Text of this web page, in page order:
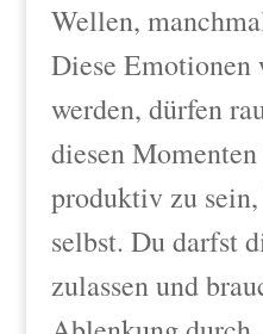
Wellen,
Diese
werden, dürfen
diesen
produktiv zu
selbst. Du darfst
zulassen und